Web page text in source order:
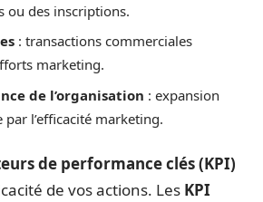
ou des inscriptions.
: transactions commerciales
marketing.
de l’organisation : expansion
l’efficacité marketing.
de performance clés (KPI)
de vos actions. Les KPI